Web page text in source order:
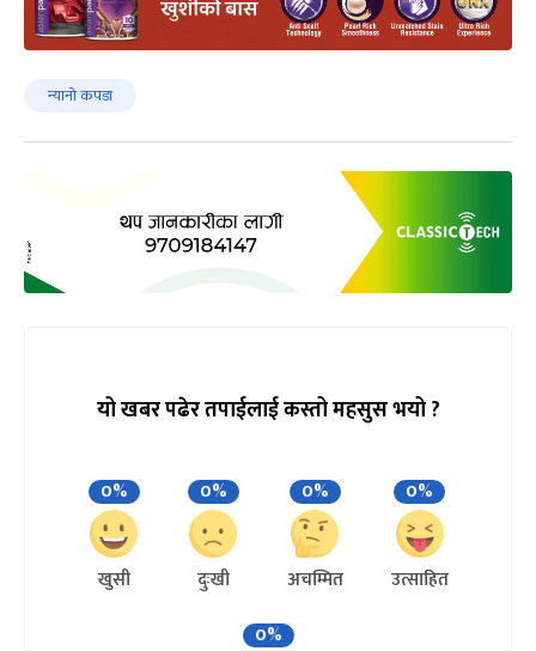
न्यानो कपडा
यो खबर पढेर तपाईलाई कस्तो महसुस भयो ?
0%
खुसी
0%
दुःखी
0%
अचम्मित
0%
उत्साहित
0%